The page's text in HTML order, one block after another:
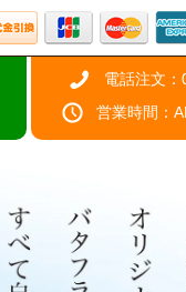
電話注文
営業時間：